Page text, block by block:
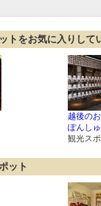
トをお気に入りして
越後の
ぽんし
観光ス
ット